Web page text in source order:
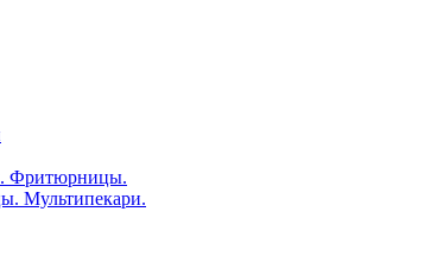
Фритюрницы.
Мультипекари.